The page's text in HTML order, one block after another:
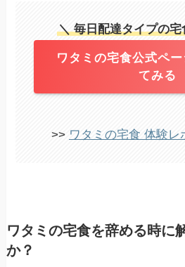
＼ 毎日配達タイプの
ワタミの宅食公式ペ
てみる
>> ワタミの宅食 体験レ
ワタミの宅食を辞める時に
か？